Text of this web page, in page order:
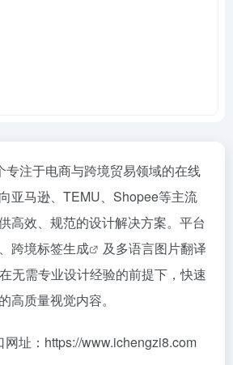
专注于电商与跨境贸易领域的在线
亚马逊、TEMU、Shopee等主流
高效、规范的设计解决方案。平台
跨境标签生成 及多语言图片翻译
无需专业设计经验的前提下，快速
高质量视觉内容。
址：https://www.ichengzi8.com